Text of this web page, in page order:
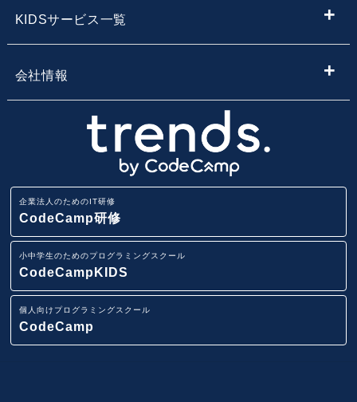
地域・エリア名から子供向けプログラミングスクールを
路線から子供向けプログラミングスクールを探す
駅から子供向けプログラミングスクールを探す
IT用語集
【企業向け】DX社員研修 - 法人向け人材育成
業務改善・効率化研修
ITリテラシー研修
Pythonデータサイエンス研修
スマホアプリ(iOS/Android)開発研修
エンジニア転職コース
KIDSサービス一覧
小学生・中学生のためのオンラインプログラミングスク
小学生・中学生向けFCプログラミング教室
小学生・中学生向けプログラミング教室
会社情報
講師募集
ニュースリリース
イベント一覧
企業法人のためのIT研修
CodeCamp研修
小中学生のためのプログラミングスクール
CodeCampKIDS
個人向けプログラミングスクール
CodeCamp